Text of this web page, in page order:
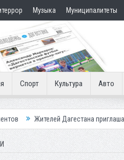
Музыка Муниципалитеты
Спорт Культура Авто
Дагестана приглашает в «Госуслуги